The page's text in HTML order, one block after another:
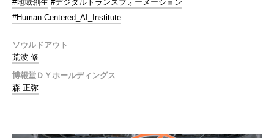
#地域創生 #デジタルトランスフォーメーション
#Human-Centered_AI_Institute
ソウルドアウト
荒波 修
博報堂ＤＹホールディングス
森 正弥